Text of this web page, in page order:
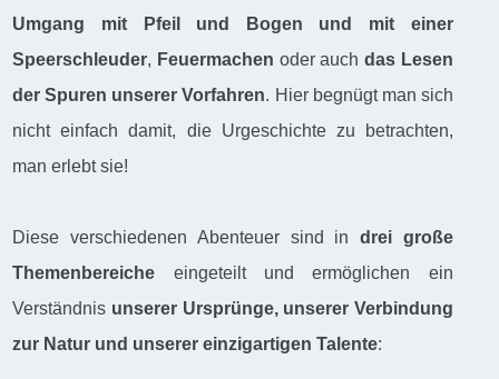
Umgang mit Pfeil und Bogen und mit einer
Speerschleuder, Feuermachen oder auch das Lesen
der Spuren unserer Vorfahren. Hier begnügt man sich
nicht einfach damit, die Urgeschichte zu betrachten,
man erlebt sie!
Diese verschiedenen Abenteuer sind in drei große
Themenbereiche eingeteilt und ermöglichen ein
Verständnis unserer Ursprünge, unserer Verbindung
zur Natur und unserer einzigartigen Talente: